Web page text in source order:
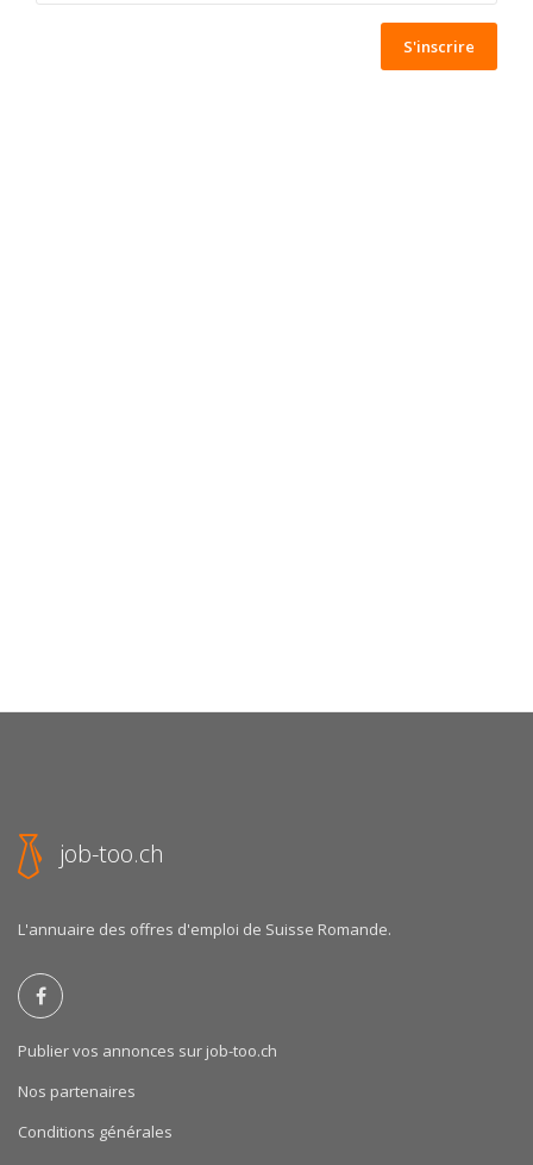
S'inscrire
job-too.ch
L'annuaire des offres d'emploi de Suisse Romande.
Publier vos annonces sur job-too.ch
Nos partenaires
Conditions générales